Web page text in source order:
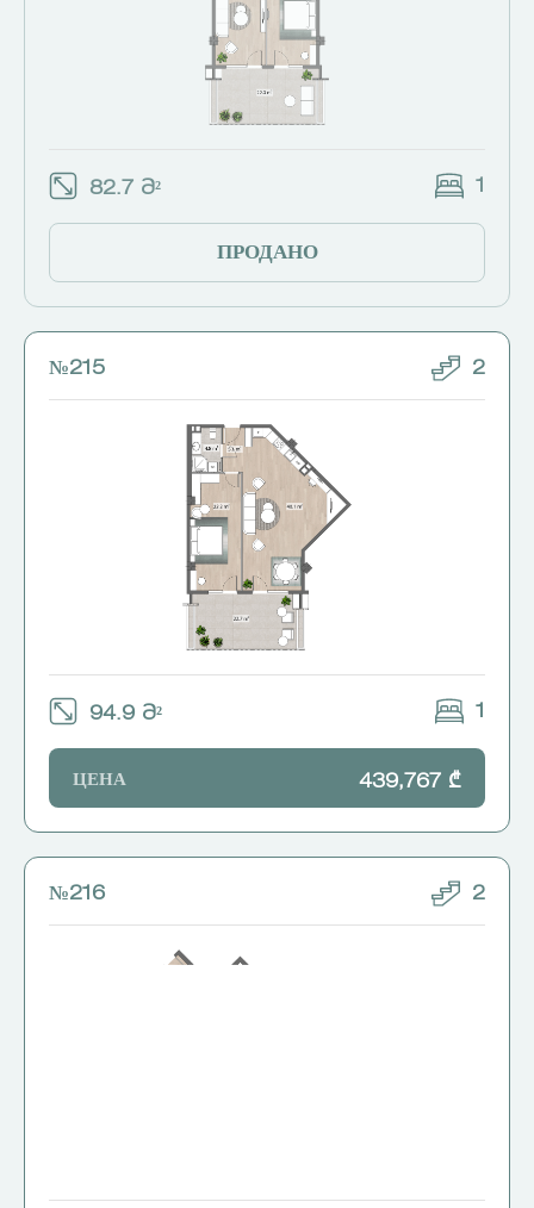
82.7 Მ² 1
ПРОДАНО
№215 2
94.9 Მ² 1
ЦЕНА 439,767 ₾
№216 2